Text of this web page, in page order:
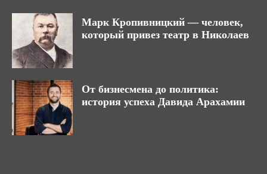
Марк Кропивницкий — человек,
который привез театр в Николаев
От бизнесмена до политика:
история успеха Давида Арахамии